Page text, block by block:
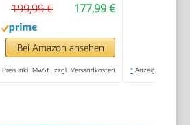
Vakuumiervorgänge
non-stop, mit
patentierter CASOTEK
Liquid Funktion,
177,99 €
199,99 €
Bei Amazon ansehen
Preis inkl. MwSt., zzgl. Versandkosten * Anzeige